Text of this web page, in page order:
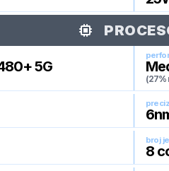
5G
(27%
6
broj
8